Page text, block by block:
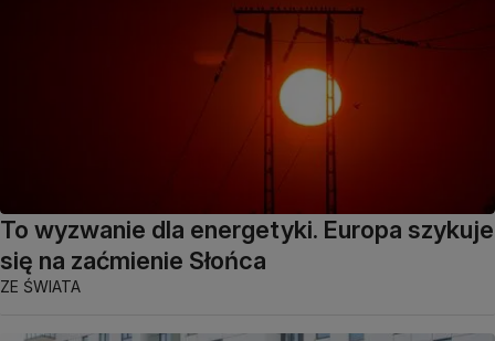
To wyzwanie dla energetyki. Europa szykuje
się na zaćmienie Słońca
ZE ŚWIATA